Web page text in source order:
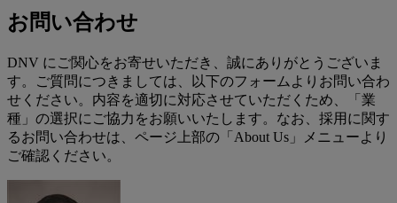
お問い合わせ
DNV にご関心をお寄せいただき、誠にありがとうございま
す。ご質問につきましては、以下のフォームよりお問い合わ
せください。内容を適切に対応させていただくため、「業
種」の選択にご協力をお願いいたします。なお、採用に関す
るお問い合わせは、ページ上部の「About Us」メニューより
ご確認ください。